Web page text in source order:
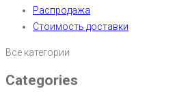
Распродажа
Стоимость доставки
Все категории
Categories